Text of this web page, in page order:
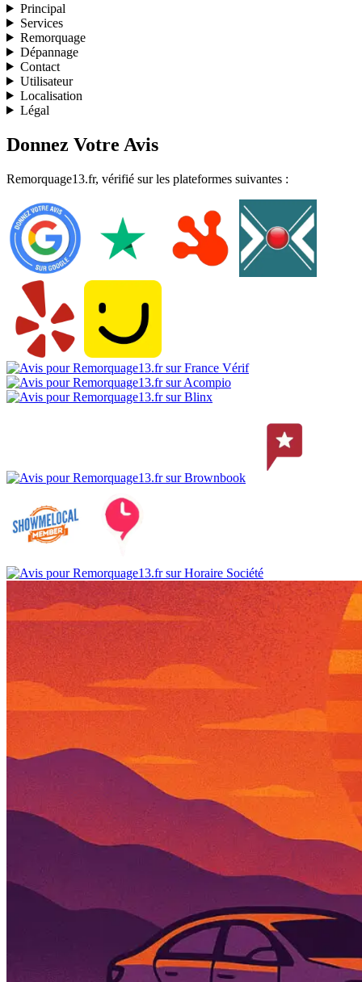
Principal
Services
Remorquage
Dépannage
Contact
Utilisateur
Localisation
Légal
Donnez Votre Avis
Remorquage13.fr, vérifié sur les plateformes suivantes :